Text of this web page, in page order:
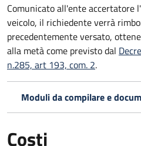
Comunicato all'ente accertatore
veicolo, il richiedente verrà
precedentemente versato,
alla metà come previsto dal
n.285, art 193, com. 2.
Moduli da compilare e
Costi